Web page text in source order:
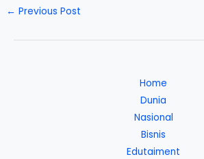
← Previous Post
Home
Dunia
Nasional
Bisnis
Edutaiment